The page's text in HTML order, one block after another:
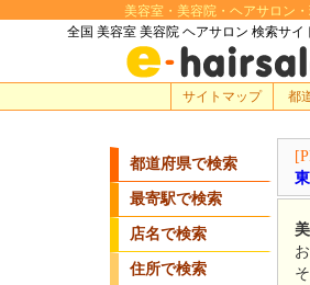
美容室・美容院・ヘアサロン
全国 美容室 美容院 ヘアサロン 検索サイ
サイトマップ 都
都道府県で検索
最寄駅で検索
店名で検索
住所で検索